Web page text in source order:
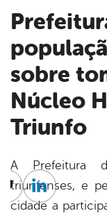
Prefeitura convida
sobre
Núcleo
Triunfo
A Prefeitura
triunfenses, e
cidade a
Twitter